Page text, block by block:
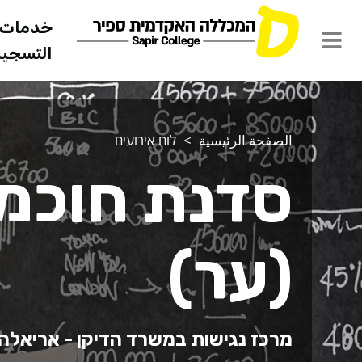
خدمات
الصفحة الرئيسية לוח אירועים
סדנת
(ער)
מרכז נגישות במשרד הדיקן - אריאלה